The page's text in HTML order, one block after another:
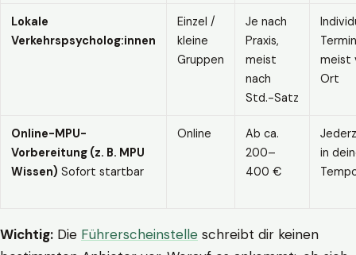
Lokale
Verkehrspsycholog:innen
Einzel /
kleine
Gruppen
Je nach
Praxis,
meist
nach
Std.-Satz
meist
Ort
Online-MPU-
Vorbereitung (z. B. MPU
Wissen) Sofort startbar
Online
Ab ca.
200–
400 €
in
Wichtig: Die Führerscheinstelle schreibt dir keinen